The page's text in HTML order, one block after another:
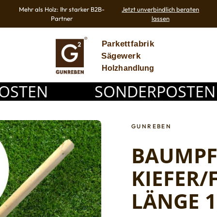
Mehr als Holz: Ihr starker B2B-
Partner
Jetzt unverbindlich beraten
lassen
SONDERPOSTEN /
GUNREBEN
LÄNGE